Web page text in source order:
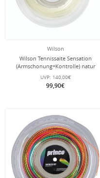
Wilson
Wilson Tennissaite Sensation
(Armschonung+Kontrolle) natur
200m Rolle
UVP: 140,00€
99,90€